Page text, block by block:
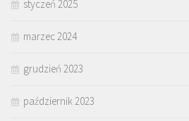
styczeń 2025
marzec 2024
grudzień 2023
październik 2023